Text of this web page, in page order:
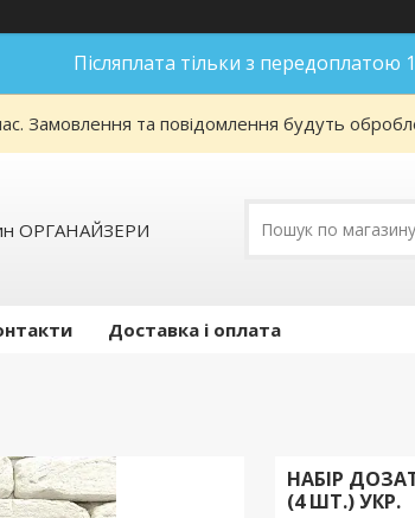
Післяплата тільки з передоплатою
Замовлення та повідомлення будуть
ОРГАНАЙЗЕРИ
Доставка і оплата
НАБІР
(4 ШТ.) УКР.